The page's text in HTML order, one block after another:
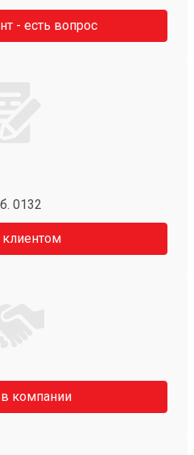
- есть вопрос
0132
клиентом
компании